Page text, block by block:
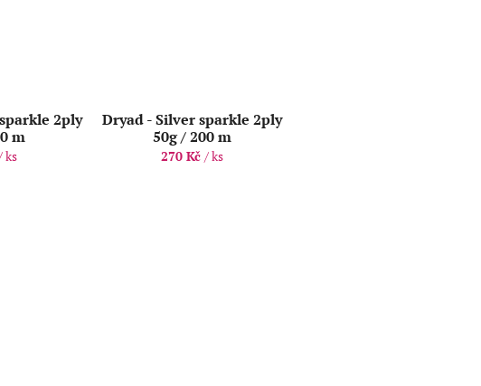
2ply
m
ks
Dryad - Silver sparkle 2ply
50g / 200 m
270 Kč / ks